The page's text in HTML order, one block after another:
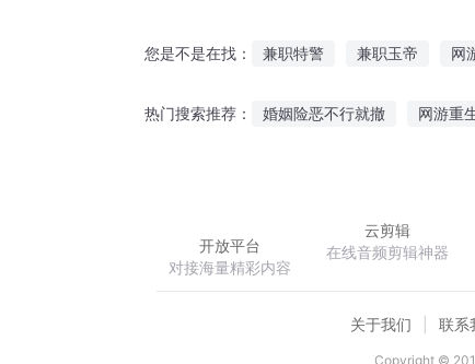
您是不是在找： 兼职特警 兼职玉帝 网
热门搜索推荐： 婚姻险恶不行就撤 网游重
开放平台
对接海量精彩内容
云剪辑
在线音频剪辑神器
关于我们 联系
Copyright ©